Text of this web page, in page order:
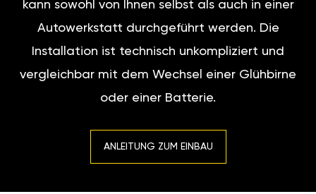
kann sowohl von Ihnen selbst als auch in einer
Autowerkstatt durchgeführt werden. Die
Installation ist technisch unkompliziert und
vergleichbar mit dem Wechsel einer Glühbirne
oder einer Batterie.
ANLEITUNG ZUM EINBAU